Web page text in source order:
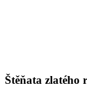
Štěňata zlatého